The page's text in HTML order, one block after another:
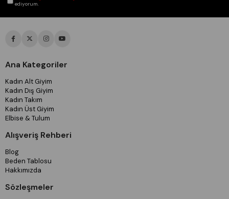
ediyorum.
Ana Kategoriler
Kadın Alt Giyim
Kadın Dış Giyim
Kadın Takım
Kadın Üst Giyim
Elbise & Tulum
Alışveriş Rehberi
Blog
Beden Tablosu
Hakkımızda
Sözleşmeler